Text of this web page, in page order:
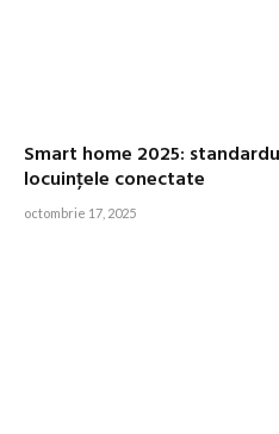
Smart home 2025:
locuinţele conectate
octombrie 17, 2025